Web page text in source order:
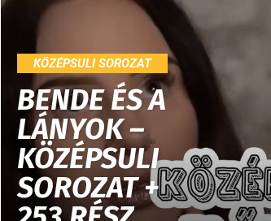
KÖZÉPSULI SOROZAT
BENDE ÉS A
LÁNYOK –
KÖZÉPSULI
SOROZAT +